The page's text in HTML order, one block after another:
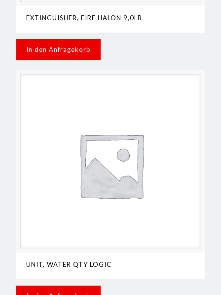
EXTINGUISHER, FIRE HALON 9,0LB
In den Anfragekorb
UNIT, WATER QTY LOGIC